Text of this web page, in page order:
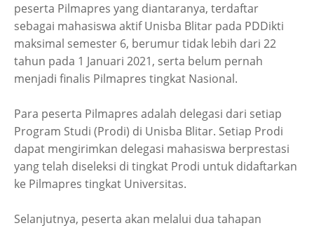
peserta Pilmapres yang diantaranya, terdaftar
sebagai mahasiswa aktif Unisba Blitar pada PDDikti
maksimal semester 6, berumur tidak lebih dari 22
tahun pada 1 Januari 2021, serta belum pernah
menjadi finalis Pilmapres tingkat Nasional.
Para peserta Pilmapres adalah delegasi dari setiap
Program Studi (Prodi) di Unisba Blitar. Setiap Prodi
dapat mengirimkan delegasi mahasiswa berprestasi
yang telah diseleksi di tingkat Prodi untuk didaftarkan
ke Pilmapres tingkat Universitas.
Selanjutnya, peserta akan melalui dua tahapan